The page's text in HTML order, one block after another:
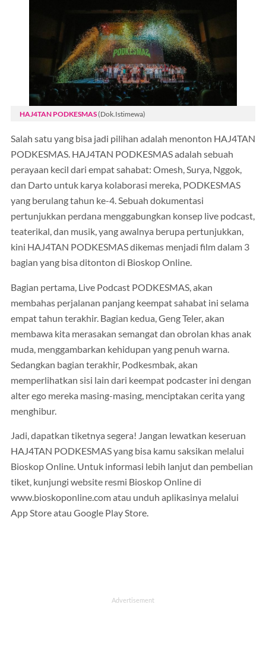
HAJ4TAN PODKESMAS(Dok.Istimewa)
Salah satu yang bisa jadi pilihan adalah menonton HAJ4TAN
PODKESMAS. HAJ4TAN PODKESMAS adalah sebuah
perayaan kecil dari empat sahabat: Omesh, Surya, Nggok,
dan Darto untuk karya kolaborasi mereka, PODKESMAS
yang berulang tahun ke-4. Sebuah dokumentasi
pertunjukkan perdana menggabungkan konsep live podcast,
teaterikal, dan musik, yang awalnya berupa pertunjukkan,
kini HAJ4TAN PODKESMAS dikemas menjadi film dalam 3
bagian yang bisa ditonton di Bioskop Online.
Bagian pertama, Live Podcast PODKESMAS, akan
membahas perjalanan panjang keempat sahabat ini selama
empat tahun terakhir. Bagian kedua, Geng Teler, akan
membawa kita merasakan semangat dan obrolan khas anak
muda, menggambarkan kehidupan yang penuh warna.
Sedangkan bagian terakhir, Podkesmbak, akan
memperlihatkan sisi lain dari keempat podcaster ini dengan
alter ego mereka masing-masing, menciptakan cerita yang
menghibur.
Jadi, dapatkan tiketnya segera! Jangan lewatkan keseruan
HAJ4TAN PODKESMAS yang bisa kamu saksikan melalui
Bioskop Online. Untuk informasi lebih lanjut dan pembelian
tiket, kunjungi website resmi Bioskop Online di
www.bioskoponline.com atau unduh aplikasinya melalui
App Store atau Google Play Store.